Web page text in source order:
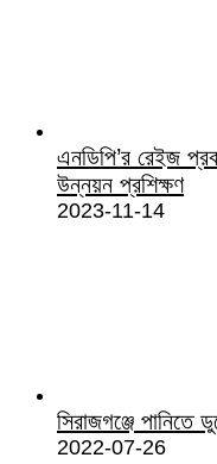
এনডিপি’র রেইজ
উন্নয়ন প্রশিক্ষণ
2023-11-14
সিরাজগঞ্জে পানিতে
2022-07-26